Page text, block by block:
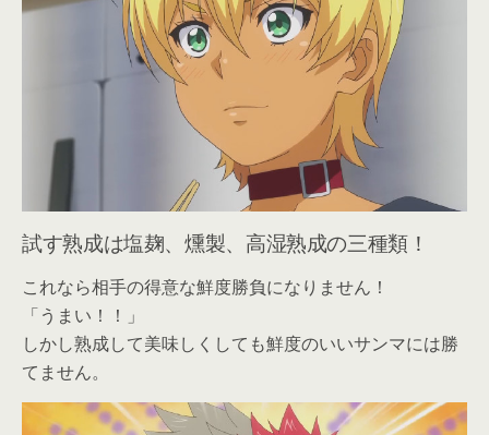
試す熟成は塩麹、燻製、高湿熟成の三種類！
これなら相手の得意な鮮度勝負になりません！
「うまい！！」
しかし熟成して美味しくしても鮮度のいいサンマには勝
てません。